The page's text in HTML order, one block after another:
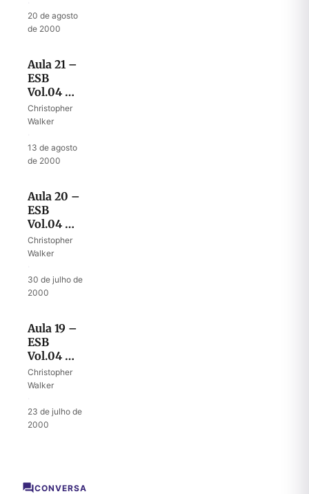
20 de agosto
de 2000
Aula 21 –
ESB
Vol.04 –
Circuncisão
Christopher
Walker
13 de agosto
de 2000
Aula 20 –
ESB
Vol.04 –
Pedras de
memorial
Christopher
Walker
30 de julho de
2000
Aula 19 –
ESB
Vol.04 –
Segundo
Batismo
Christopher
Walker
23 de julho de
2000
CONVERSA